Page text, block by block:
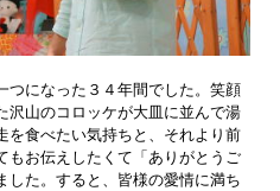
になった３４年間でした。笑顔
沢山のコロッケが大皿に並んで湯
を食べたい気持ちと、それより前
もお伝えしたくて「ありがとうご
した。すると、皆様の愛情に満ち